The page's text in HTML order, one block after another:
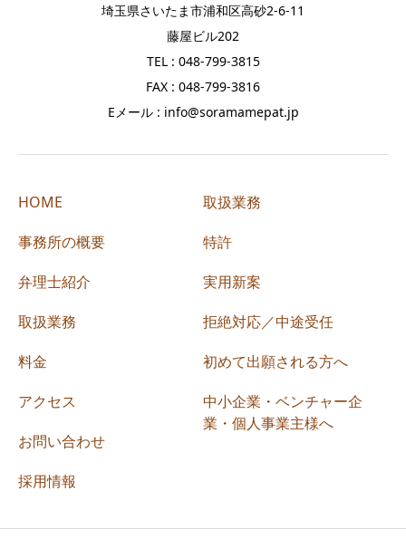
埼玉県さいたま市浦和区高砂2-6-11
藤屋ビル202
TEL : 048-799-3815
FAX : 048-799-3816
Eメール : info@soramamepat.jp
HOME
事務所の概要
弁理士紹介
取扱業務
料金
アクセス
お問い合わせ
採用情報
取扱業務
特許
実用新案
拒絶対応／中途受任
初めて出願される方へ
中小企業・ベンチャー企
業・個人事業主様へ